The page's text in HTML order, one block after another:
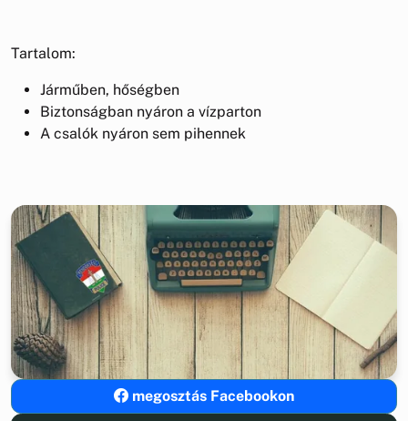
Tartalom:
Járműben, hőségben
Biztonságban nyáron a vízparton
A csalók nyáron sem pihennek
megosztás Facebookon